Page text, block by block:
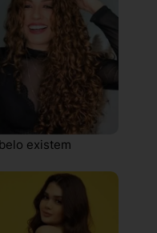
existem